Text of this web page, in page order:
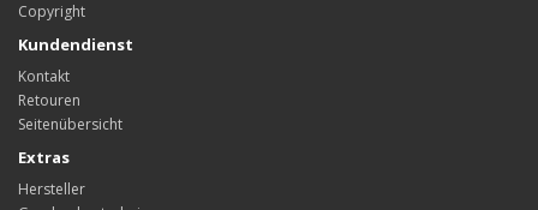
Copyright
Kundendienst
Kontakt
Retouren
Seitenübersicht
Extras
Hersteller